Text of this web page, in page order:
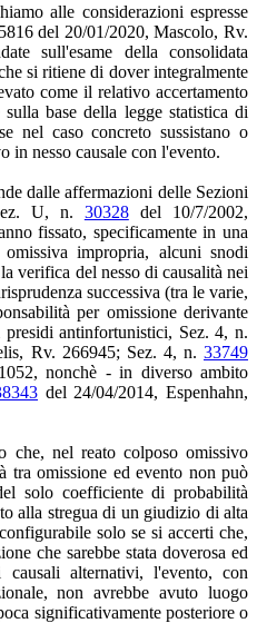
alle considerazioni espresse
del 20/01/2020, Mascolo, Rv.
sull'esame della consolidata
si ritiene di dover integralmente
come il relativo accertamento
base della legge statistica di
nel caso concreto sussistano o
in nesso causale con l'evento.
dalle affermazioni delle Sezioni
U, n. 30328del 10/7/2002,
fissato, specificamente in una
impropria, alcuni snodi
verifica del nesso di causalità nei
successiva (tra le varie,
per omissione derivante
antinfortunistici, Sez. 4, n.
Rv. 266945; Sez. 4, n. 33749
nonchè - in diverso ambito
del 24/04/2014, Espenhahn,
che, nel reato colposo omissivo
tra omissione ed evento non può
solo coefficiente di probabilità
alla stregua di un giudizio di alta
solo se si accerti che,
che sarebbe stata doverosa ed
causali alternativi, l'evento, con
non avrebbe avuto luogo
significativamente posteriore o